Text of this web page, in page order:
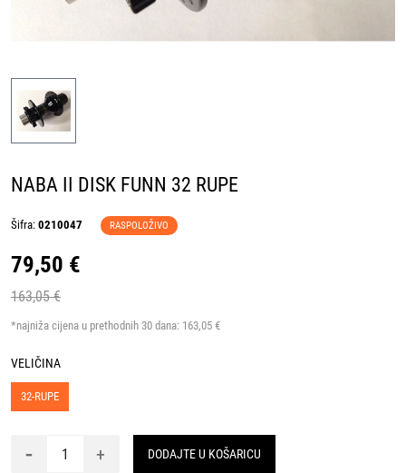
NABA II DISK FUNN 32 RUPE
Šifra: 0210047 RASPOLOŽIVO
79,50 €
163,05 €
*najniža cijena u prethodnih 30 dana: 163,05 €
VELIČINA
32-RUPE
- + DODAJTE U KOŠARICU